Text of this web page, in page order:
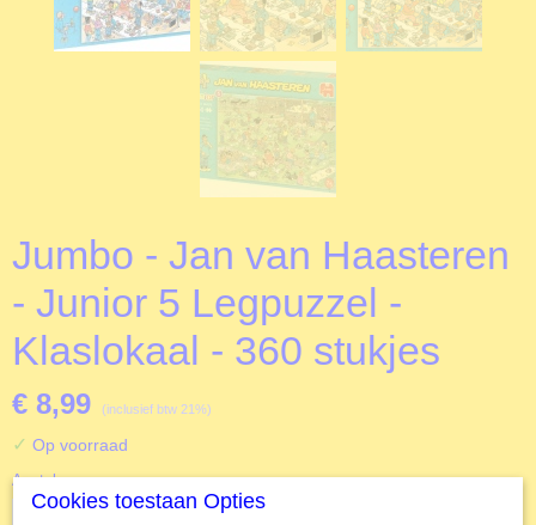
Jumbo - Jan van Haasteren
- Junior 5 Legpuzzel -
Klaslokaal - 360 stukjes
€ 8,99 (inclusief btw 21%)
✓ Op voorraad
Aantal
Cookies toestaan Opties